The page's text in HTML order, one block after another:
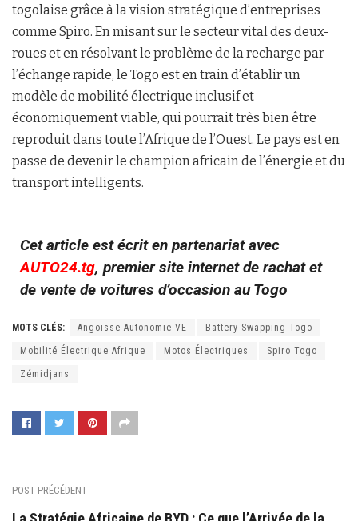
togolaise grâce à la vision stratégique d’entreprises
comme Spiro. En misant sur le secteur vital des deux-
roues et en résolvant le problème de la recharge par
l’échange rapide, le Togo est en train d’établir un
modèle de mobilité électrique inclusif et
économiquement viable, qui pourrait très bien être
reproduit dans toute l’Afrique de l’Ouest. Le pays est en
passe de devenir le champion africain de l’énergie et du
transport intelligents.
Cet article est écrit en partenariat avec
AUTO24.tg, premier site internet de rachat et
de vente de voitures d’occasion au Togo
MOTS CLÉS: Angoisse Autonomie VE Battery Swapping Togo
Mobilité Électrique Afrique Motos Électriques Spiro Togo
Zémidjans
POST PRÉCÉDENT